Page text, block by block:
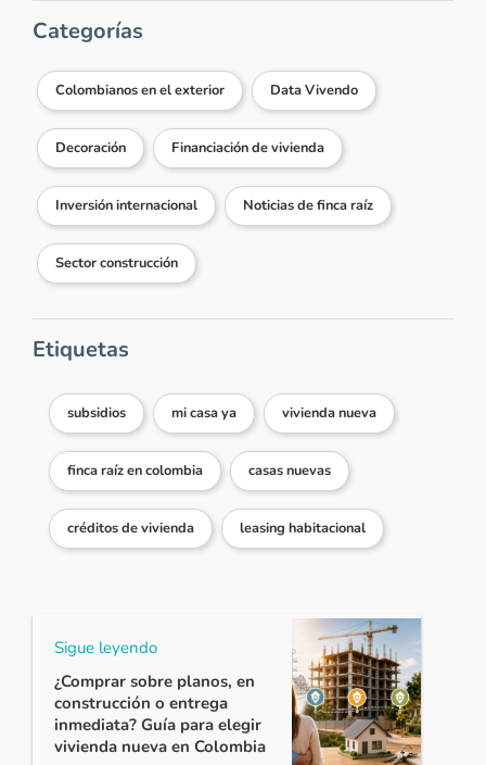
Categorías
Colombianos en el exterior Data Vivendo
Decoración Financiación de vivienda
Inversión internacional Noticias de finca raíz
Sector construcción
Etiquetas
subsidios mi casa ya vivienda nueva
finca raíz en colombia casas nuevas
créditos de vivienda leasing habitacional
Sigue leyendo
¿Comprar sobre planos, en
construcción o entrega
inmediata? Guía para elegir
vivienda nueva en Colombia